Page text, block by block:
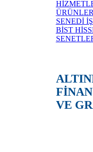
ÜRÜNLER
SENEDİ
BİST
VE